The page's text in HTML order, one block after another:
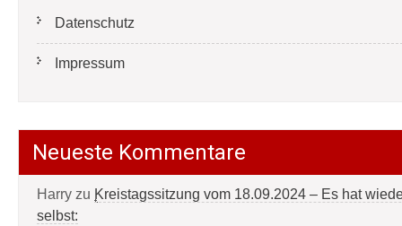
Datenschutz
Impressum
Neueste Kommentare
Harry zu Kreistagssitzung vom 18.09.2024 – Es hat
selbst: